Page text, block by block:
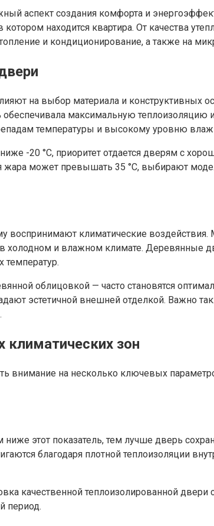
аспект создания комфорта и
находится квартира. От качества
и кондиционирование, а также на
на выбор материала и конструктивных
максимальную теплоизоляцию
температуры и высокому уровню
-20 °C, приоритет отдается дверям с
жара может превышать 35 °C, выбирают
воспринимают климатические
в холодном и влажном климате.
температур.
облицовкой — часто становятся
эстетичной внешней отделкой. Важно
зон
внимание на несколько ключевых
этот показатель, тем лучше дверь
благодаря плотной теплоизоляции
качественной теплоизолированной двери
период.